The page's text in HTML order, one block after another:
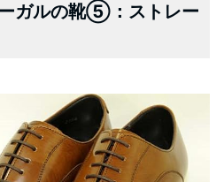
ガルの靴⑤：ストレー